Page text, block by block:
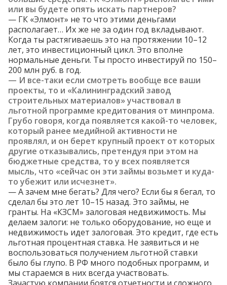
или вы будете опять искать партнеров?
— ГК «Элмонт» не то что этими деньгами
располагает… Их же не за один год вкладывают.
Когда ты растягиваешь это на протяжении 10–12
лет, это инвестиционный цикл. Это вполне
нормальные деньги. Ты просто инвестируй по 150–
200 млн руб. в год.
— И все-таки если смотреть вообще все ваши
проекты, то и «Калининградский завод
строительных материалов»участвовал в
льготной программе кредитования от минпрома.
Грубо говоря, когда появляется какой-то человек,
который ранее медийной активности не
проявлял, и он берет крупный проект от которых
другие отказывались, претендуя при этом на
бюджетные средства, то у всех появляется
мысль, что «сейчас он эти займы возьмет и куда-
то убежит или исчезнет».
— А зачем мне бегать? Для чего? Если бы я бегал, то
сделал бы это лет 10–15 назад. Это займы, не
гранты. На «КЗСМ» залоговая недвижимость. Мы
делаем залоги: не только оборудование, но еще и
недвижимость идет залоговая. Это кредит, где есть
льготная процентная ставка. Не заявиться и не
воспользоваться получением льготной ставки
было бы глупо. В РФ много подобных программ, и
мы стараемся в них всегда участвовать.